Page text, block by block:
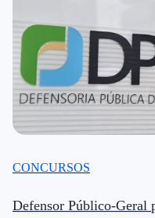
CONCURSOS
Defensor Público-Geral